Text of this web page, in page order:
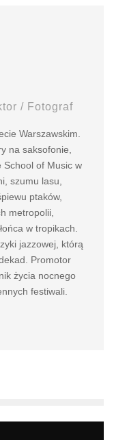
/ Fotograf
Warszawskim.
na saksofonie,
School of Music w
szumu lasu,
ptaków,
metropolii,
w tropikach.
jazzowej, którą
Promotor
życia nocnego
festiwali.